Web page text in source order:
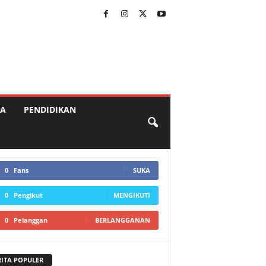
PENDIDIKAN
0 Fans SUKA
0 Pengikut MENGIKUTI
0 Pelanggan BERLANGGANAN
POPULER